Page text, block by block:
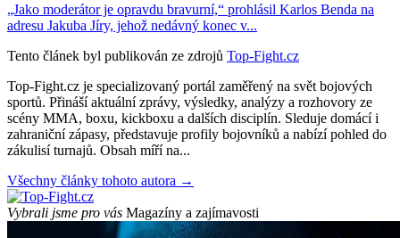
„Jako moderátor je opravdu bravurní,“ prohlásil Karlos Benda na
adresu Jakuba Jíry, jehož nedávný konec v...
Tento článek byl publikován ze zdrojů Top-Fight.cz
Top-Fight.cz je specializovaný portál zaměřený na svět bojových
sportů. Přináší aktuální zprávy, výsledky, analýzy a rozhovory ze
scény MMA, boxu, kickboxu a dalších disciplín. Sleduje domácí i
zahraniční zápasy, představuje profily bojovníků a nabízí pohled do
zákulisí turnajů. Obsah míří na...
Všechny články tohoto autora →
Vybrali jsme pro vás Magazíny a zajímavosti